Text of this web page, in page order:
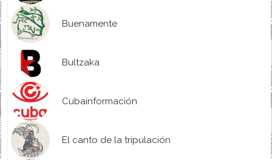
Buenamente
Bultzaka
Cubainformación
El canto de la tripulación